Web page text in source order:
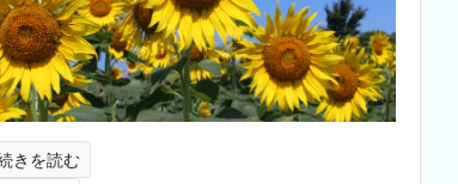
きを読む